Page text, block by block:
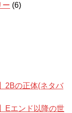
ー (6)
2Bの正体(ネタバ
Eエンド以降の世